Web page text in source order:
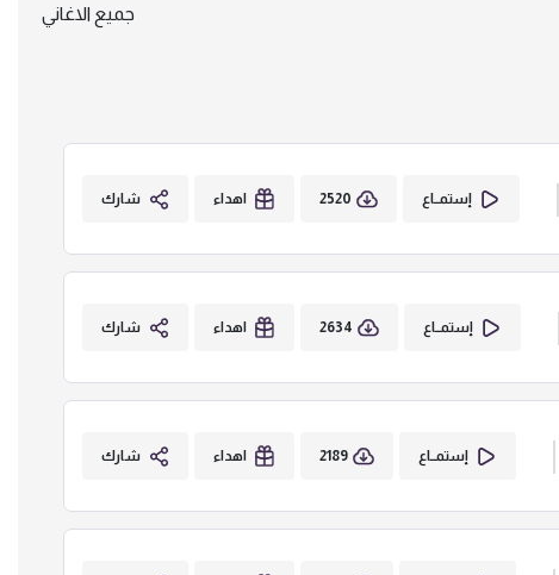
جميع الاغاني
إستمــاع 2520 اهداء شارك
إستمــاع 2634 اهداء شارك
إستمــاع 2189 اهداء شارك